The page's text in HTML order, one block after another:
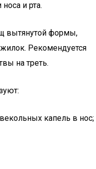
и рта.
вытянутой формы,
Рекомендуется
на треть.
капель в нос;